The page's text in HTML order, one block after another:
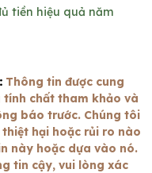
tiền hiệu quả năm
Thông tin được cung
chất tham khảo và
báo trước. Chúng tôi
hại hoặc rủi ro nào
này hoặc dựa vào nó.
tin cậy, vui lòng xác